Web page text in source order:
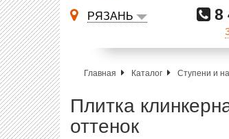
РЯЗАНЬ 8
Главная Каталог Ступени и
Плитка
оттенок